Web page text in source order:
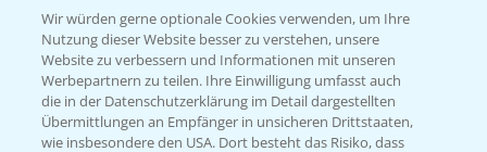
Hilfe in Notfällen
T.+49 (0)214/30-20220
Wir würden gerne optionale Cookies verwenden, um Ihre
Nutzung dieser Website besser zu verstehen, unsere
Website zu verbessern und Informationen mit unseren
Werbepartnern zu teilen. Ihre Einwilligung umfasst auch
die in der Datenschutzerklärung im Detail dargestellten
Übermittlungen an Empfänger in unsicheren Drittstaaten,
wie insbesondere den USA. Dort besteht das Risiko, dass